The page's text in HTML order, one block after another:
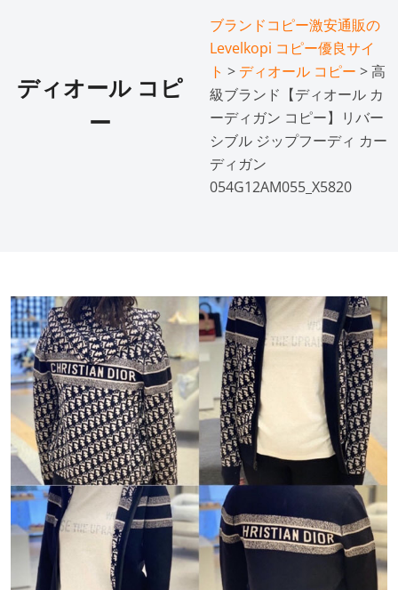
ディオール コピ
ー
ブランドコピー激安通販の
Levelkopi コピー優良サイ
ト > ディオール コピー > 高
級ブランド【ディオール カ
ーディガン コピー】リバー
シブル ジップフーディ カー
ディガン
054G12AM055_X5820